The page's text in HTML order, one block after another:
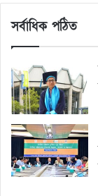
সর্বাধিক পঠিত